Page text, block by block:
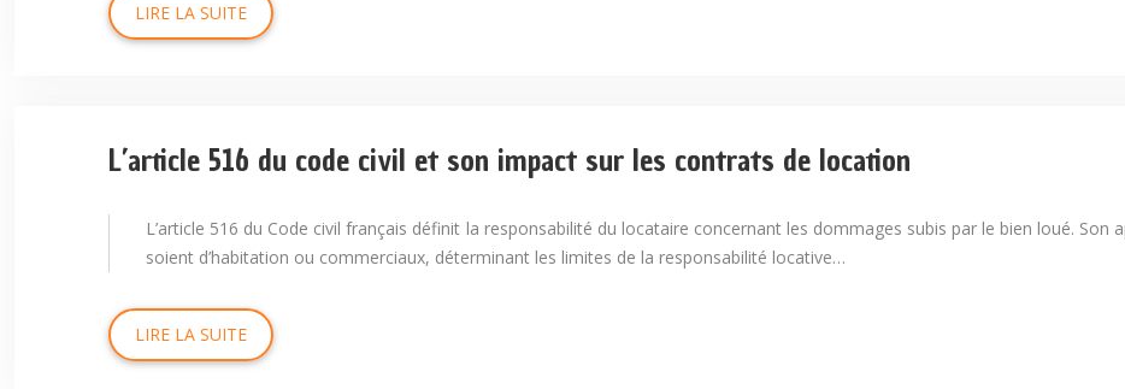
LIRE LA SUITE
L’article 516 du code civil et son impact sur les contrats de location
L’article 516 du Code civil français définit la responsabilité du locataire concernant les dommages subis par le bien loué. Son
soient d’habitation ou commerciaux, déterminant les limites de la responsabilité locative…
LIRE LA SUITE